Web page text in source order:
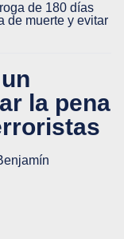
de 180 días
de muerte y evitar
la pena